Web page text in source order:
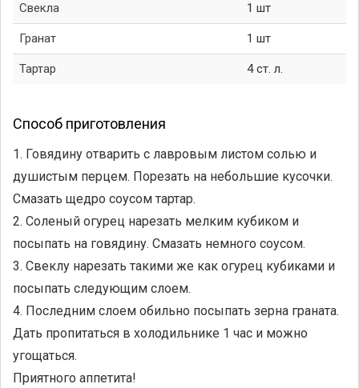
Свекла 1 шт
Гранат 1 шт
Тартар 4 ст. л.
Способ приготовления
1. Говядину отварить с лавровым листом солью и
душистым перцем. Порезать на небольшие кусочки.
Смазать щедро соусом тартар.
2. Соленый огурец нарезать мелким кубиком и
посыпать на говядину. Смазать немного соусом.
3. Свеклу нарезать такими же как огурец кубиками и
посыпать следующим слоем.
4. Последним слоем обильно посыпать зерна граната.
Дать пропитаться в холодильнике 1 час и можно
угощаться.
Приятного аппетита!